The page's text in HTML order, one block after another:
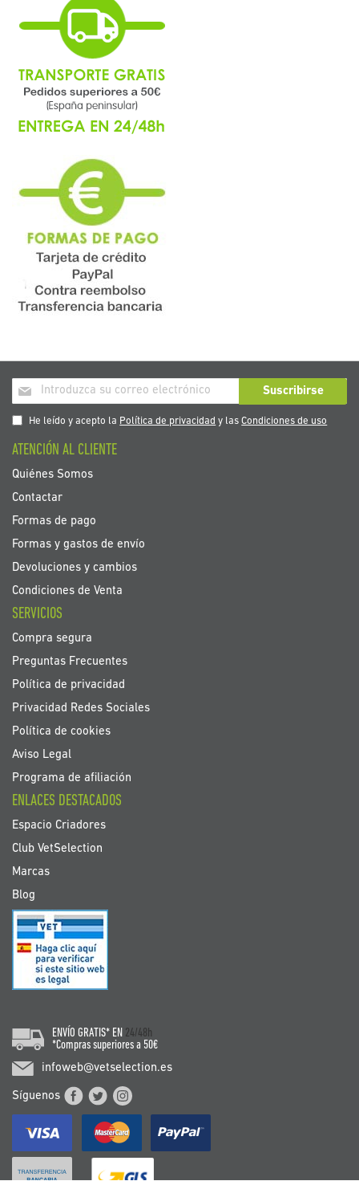
Inscríbase
a
nuestro
de
noticias:
Suscribirse
He leído y acepto la Política de privacidad y lasCondiciones de uso
ATENCIÓN AL CLIENTE
Quiénes Somos
Contactar
Formas de pago
Formas y gastos de envío
Devoluciones y cambios
Condiciones de Venta
SERVICIOS
Compra segura
Preguntas Frecuentes
Política de privacidad
Privacidad Redes Sociales
Política de cookies
Aviso Legal
Programa de afiliación
ENLACES DESTACADOS
Espacio Criadores
Club VetSelection
Marcas
Blog
ENVÍO GRATIS* EN 24/48h
*Compras superiores a 50€
infoweb@vetselection.es
Síguenos